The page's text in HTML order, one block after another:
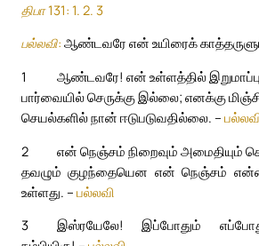
திபா 131: 1. 2. 3
பல்லவி: ஆண்டவரே என் உயிரைக்
1
ஆண்டவரே! என் உள்ளத்தில்
பார்வையில் செருக்கு இல்லை; எனக்கு
செயல்களில் நான் ஈடுபடுவதில்லை. –
2
என் நெஞ்சம் நிறைவும் அமைதியும்
தவழும் குழந்தையென என் நெஞ்சம்
உள்ளது. – பல்லவி
3
இஸ்ரயேலே! இப்போதும்